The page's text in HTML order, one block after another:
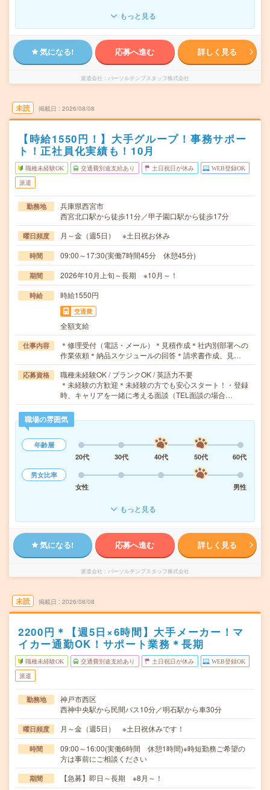
もっと見る
気になる! 応募へ進む 詳しく見る
派遣会社 パーソルテンプスタッフ株式会社
未読 掲載日 2026/08/08
【時給1550円！】大手グループ！事務サポー
ト！正社員化実績も！10月
職種未経験OK 交通費別途支給あり 土日祝日が休み WEB登録OK
派遣
勤務地
兵庫県西宮市
西宮北口駅から徒歩11分／甲子園口駅から徒歩17分
曜日頻度 月～金（週5日） ※土日祝お休み
時間 09:00～17:30(実働7時間45分 休憩45分)
期間 2026年10月上旬～長期 ※10月～！
時給 時給1550円
交通費
全額支給
仕事内容
＊修理受付（電話・メール）＊見積作成＊社内別部署への
作業依頼＊納品スケジュールの回答＊請求書作成、見…
応募資格
職種未経験OK / ブランクOK / 英語力不要
＊未経験の方歓迎＊未経験の方でも安心スタート！・登録
時、キャリアを一緒に考える面談（TEL面談の場合…
職場の雰囲気
年齢層
20代
30代 40代 50代
60代
男女比率
女性
男性
もっと見る
気になる! 応募へ進む 詳しく見る
派遣会社 パーソルテンプスタッフ株式会社
未読 掲載日 2026/08/08
2200円＊【週5日×6時間】大手メーカー！マ
イカー通勤OK！サポート業務＊長期
職種未経験OK 交通費別途支給あり 土日祝日が休み WEB登録OK
派遣
勤務地
神戸市西区
西神中央駅から民間バス10分／明石駅から車30分
曜日頻度 月～金（週5日） ※土日祝休みです！
時間
09:00～16:00(実働6時間 休憩1時間)※時短勤務ご希望の
方は事前にご相談ください
期間 【急募】即日～長期 ※8月～！